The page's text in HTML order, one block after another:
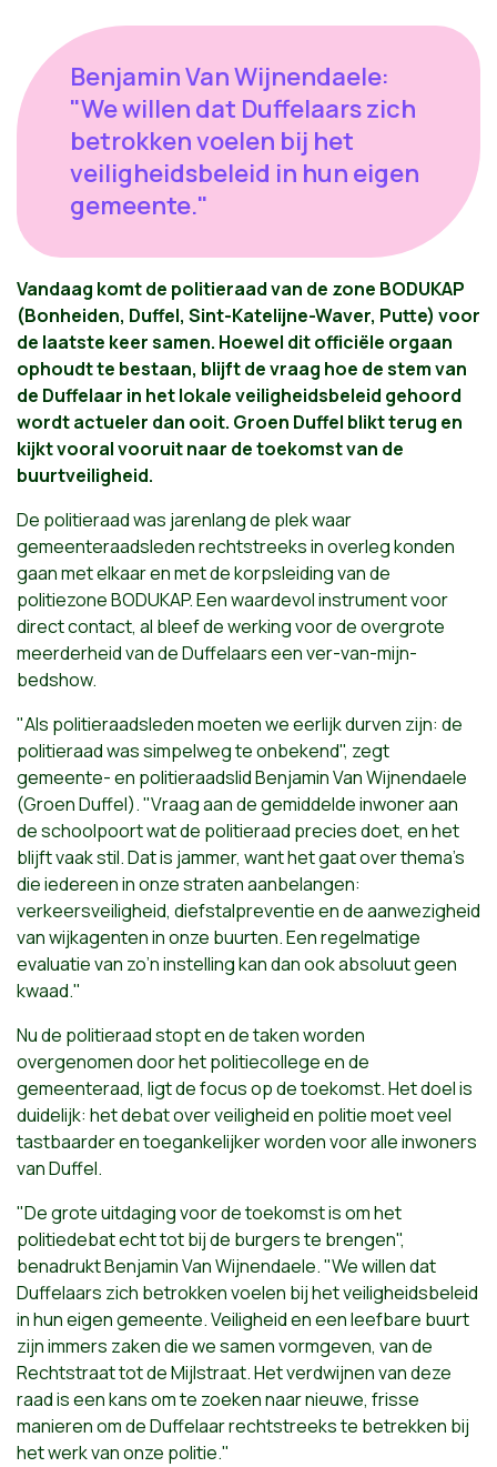
Benjamin Van Wijnendaele:
"We willen dat Duffelaars zich
betrokken voelen bij het
veiligheidsbeleid in hun eigen
gemeente."
Vandaag komt de politieraad van de zone BODUKAP
(Bonheiden, Duffel, Sint-Katelijne-Waver, Putte) voor
de laatste keer samen. Hoewel dit officiële orgaan
ophoudt te bestaan, blijft de vraag hoe de stem van
de Duffelaar in het lokale veiligheidsbeleid gehoord
wordt actueler dan ooit. Groen Duffel blikt terug en
kijkt vooral vooruit naar de toekomst van de
buurtveiligheid.
De politieraad was jarenlang de plek waar
gemeenteraadsleden rechtstreeks in overleg konden
gaan met elkaar en met de korpsleiding van de
politiezone BODUKAP. Een waardevol instrument voor
direct contact, al bleef de werking voor de overgrote
meerderheid van de Duffelaars een ver-van-mijn-
bedshow.
"Als politieraadsleden moeten we eerlijk durven zijn: de
politieraad was simpelweg te onbekend", zegt
gemeente- en politieraadslid Benjamin Van Wijnendaele
(Groen Duffel). "Vraag aan de gemiddelde inwoner aan
de schoolpoort wat de politieraad precies doet, en het
blijft vaak stil. Dat is jammer, want het gaat over thema’s
die iedereen in onze straten aanbelangen:
verkeersveiligheid, diefstalpreventie en de aanwezigheid
van wijkagenten in onze buurten. Een regelmatige
evaluatie van zo’n instelling kan dan ook absoluut geen
kwaad."
Nu de politieraad stopt en de taken worden
overgenomen door het politiecollege en de
gemeenteraad, ligt de focus op de toekomst. Het doel is
duidelijk: het debat over veiligheid en politie moet veel
tastbaarder en toegankelijker worden voor alle inwoners
van Duffel.
"De grote uitdaging voor de toekomst is om het
politiedebat echt tot bij de burgers te brengen",
benadrukt Benjamin Van Wijnendaele. "We willen dat
Duffelaars zich betrokken voelen bij het veiligheidsbeleid
in hun eigen gemeente. Veiligheid en een leefbare buurt
zijn immers zaken die we samen vormgeven, van de
Rechtstraat tot de Mijlstraat. Het verdwijnen van deze
raad is een kans om te zoeken naar nieuwe, frisse
manieren om de Duffelaar rechtstreeks te betrekken bij
het werk van onze politie."